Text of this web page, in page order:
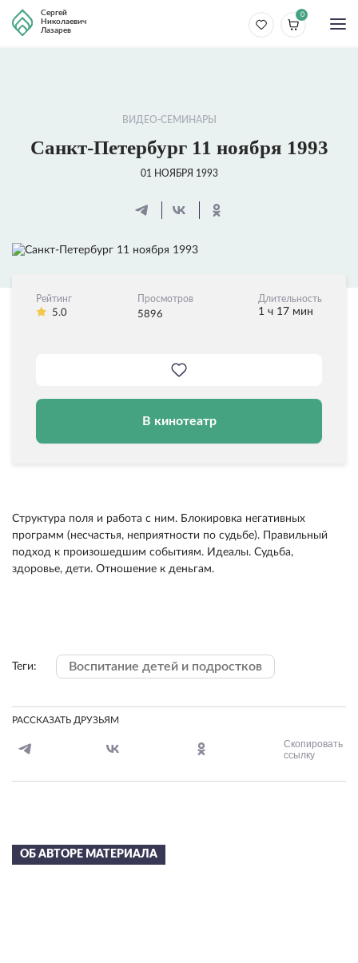
Сергей
Николаевич
Лазарев
0
ВИДЕО-СЕМИНАРЫ
Санкт-Петербург 11 ноября 1993
01 НОЯБРЯ 1993
Рейтинг
5.0
Просмотров
5896
Длительность
1 ч 17 мин
В кинотеатр
Структура поля и работа с ним. Блокировка негативных
программ (несчастья, неприятности по судьбе). Правильный
подход к произошедшим событиям. Идеалы. Судьба,
здоровье, дети. Отношение к деньгам.
Теги: Воспитание детей и подростков
РАССКАЗАТЬ ДРУЗЬЯМ
Скопировать
ссылку
ОБ АВТОРЕ МАТЕРИАЛА